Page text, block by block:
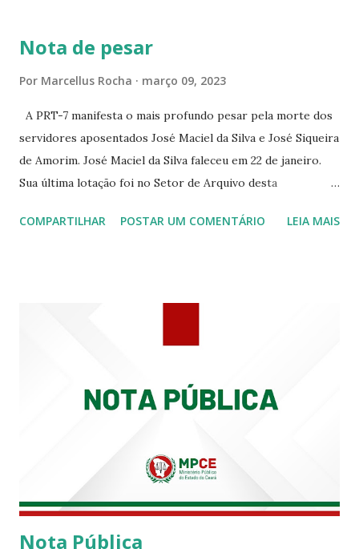
☆CINE VIP CLUBE RUA 24 DE MAIO 825 ☆CINE ECLIPSE
Nota de pesar
Por Marcellus Rocha março 09, 2023
A PRT-7 manifesta o mais profundo pesar pela morte dos
servidores aposentados José Maciel da Silva e José Siqueira
de Amorim. José Maciel da Silva faleceu em 22 de janeiro.
Sua última lotação foi no Setor de Arquivo desta
Siqueira Amorim faleceu em 28 de fevereiro e encerrou a
COMPARTILHAR POSTAR UM COMENTÁRIO LEIA MAIS
Nota Pública